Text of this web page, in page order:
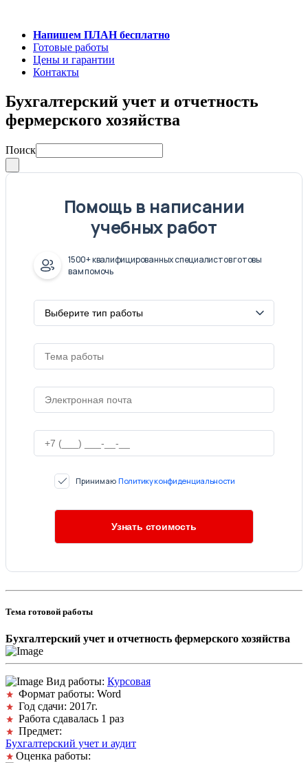
Напишем ПЛАН бесплатно
Готовые работы
Цены и гарантии
Контакты
Бухгалтерский учет и отчетность
фермерского хозяйства
Поиск
Помощь в написании
учебных работ
1500+ квалифицированных специалистов готовы
вам помочь
Принимаю Политику конфиденциальности
Тема готовой работы
Бухгалтерский учет и отчетность фермерского хозяйства
Вид работы: Курсовая
Формат работы: Word
Год сдачи: 2017г.
Работа сдавалась 1 раз
Предмет:
Бухгалтерский учет и аудит
Оценка работы: